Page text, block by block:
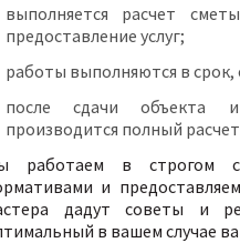
выполняется расчет
предоставление услуг;
работы выполняются в
после сдачи объекта
производится полный
работаем в строгом
и
дадут советы и
в вашем случае